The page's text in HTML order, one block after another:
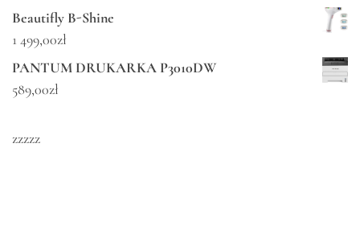
Beautifly B-Shine
1 499,00zł
PANTUM DRUKARKA P3010DW
589,00zł
zzzzz